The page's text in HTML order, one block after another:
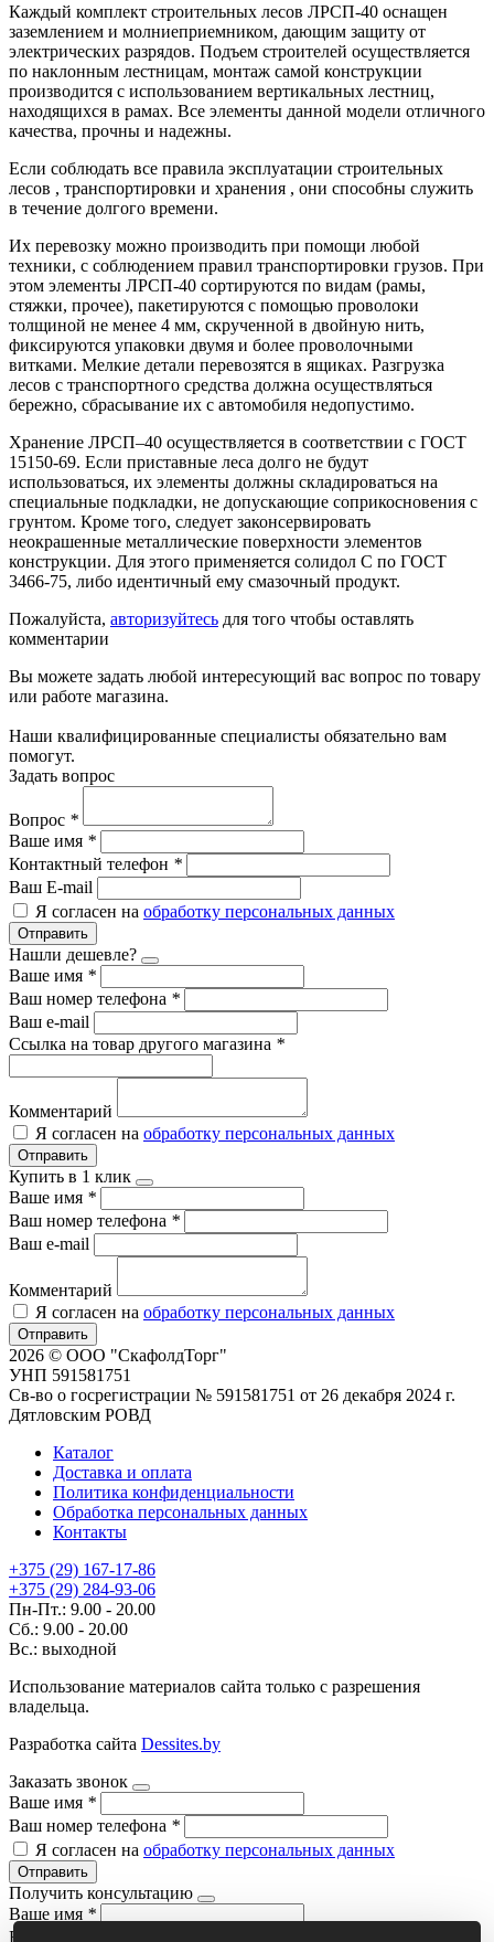
Каждый комплект строительных лесов ЛРСП-40 оснащен
заземлением и молниеприемником, дающим защиту от
электрических разрядов. Подъем строителей осуществляется
по наклонным лестницам, монтаж самой конструкции
производится с использованием вертикальных лестниц,
находящихся в рамах. Все элементы данной модели отличного
качества, прочны и надежны.
Если соблюдать все правила эксплуатации строительных
лесов , транспортировки и хранения , они способны служить
в течение долгого времени.
Их перевозку можно производить при помощи любой
техники, с соблюдением правил транспортировки грузов. При
этом элементы ЛРСП-40 сортируются по видам (рамы,
стяжки, прочее), пакетируются с помощью проволоки
толщиной не менее 4 мм, скрученной в двойную нить,
фиксируются упаковки двумя и более проволочными
витками. Мелкие детали перевозятся в ящиках. Разгрузка
лесов с транспортного средства должна осуществляться
бережно, сбрасывание их с автомобиля недопустимо.
Хранение ЛРСП–40 осуществляется в соответствии с ГОСТ
15150-69. Если приставные леса долго не будут
использоваться, их элементы должны складироваться на
специальные подкладки, не допускающие соприкосновения с
грунтом. Кроме того, следует законсервировать
неокрашенные металлические поверхности элементов
конструкции. Для этого применяется солидол С по ГОСТ
3466-75, либо идентичный ему смазочный продукт.
Пожалуйста, авторизуйтесь для того чтобы оставлять
комментарии
Вы можете задать любой интересующий вас вопрос по товару
или работе магазина.
Наши квалифицированные специалисты обязательно вам
помогут.
Задать вопрос
Вопрос *
Ваше имя *
Контактный телефон *
Ваш E-mail
Я согласен на обработку персональных данных
Отправить
Нашли дешевле?
Ваше имя *
Ваш номер телефона *
Ваш e-mail
Ссылка на товар другого магазина *
Комментарий
Я согласен на обработку персональных данных
Отправить
Купить в 1 клик
Ваше имя *
Ваш номер телефона *
Ваш e-mail
Комментарий
Я согласен на обработку персональных данных
Отправить
2026 © ООО "СкафолдТорг"
УНП 591581751
Св-во о госрегистрации № 591581751 от 26 декабря 2024 г.
Дятловским РОВД
Каталог
Доставка и оплата
Политика конфиденциальности
Обработка персональных данных
Контакты
+375 (29) 167-17-86
+375 (29) 284-93-06
Пн-Пт.: 9.00 - 20.00
Сб.: 9.00 - 20.00
Вс.: выходной
Использование материалов сайта только с разрешения
владельца.
Разработка сайта Dessites.by
Заказать звонок
Ваше имя *
Ваш номер телефона *
Я согласен на обработку персональных данных
Отправить
Получить консультацию
Ваше имя *
Ваш номер телефона